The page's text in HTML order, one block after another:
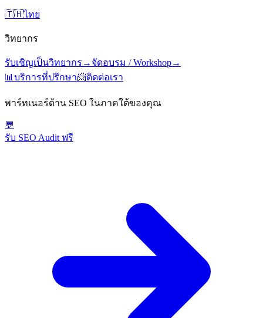
🇹🇭ไทย
วิทยากร
รับเชิญเป็นวิทยากร → จัดอบรม / Workshop→
📊 บริการที่ปรึกษา📨ติดต่อเรา
พาร์ทเนอร์ด้าน SEO ในภาคใต้ของคุณ
💬
รับ SEO Audit ฟรี